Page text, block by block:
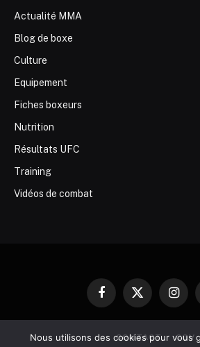
Actualité MMA
Blog de boxe
Culture
Equipement
Fiches boxeurs
Nutrition
Résultats UFC
Training
Vidéos de combat
Facebook
X
CONTACT CGV
Nous utilisons des cookies pour vous